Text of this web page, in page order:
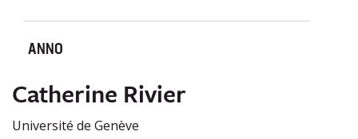
ANNO
Catherine Rivier
Université de Genève